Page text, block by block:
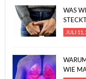
WAS
JULI 11,
WIE